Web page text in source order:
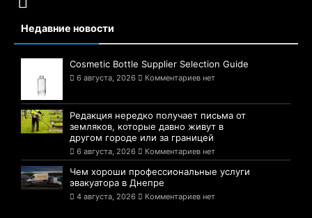
Недавние новости
Cosmetic Bottle Supplier Selection Guide
6 августа, 2026 Комментариев нет
Редакция нередко получает письма от
земляков, которые давно живут в
другом городе или за границей
6 августа, 2026 Комментариев нет
Чем хороши профессиональные услуги
эвакуатора в Днепре
4 августа, 2026 Комментариев нет